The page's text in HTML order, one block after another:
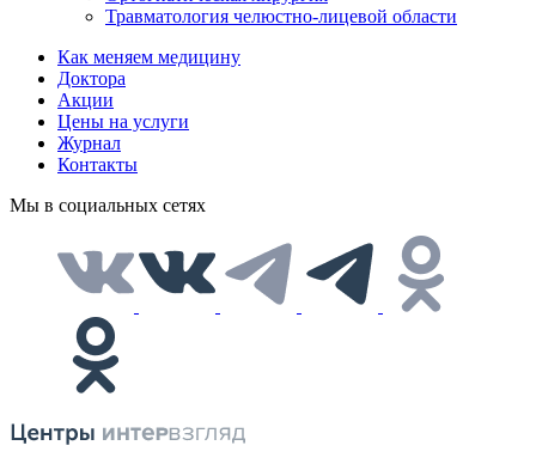
Травматология челюстно-лицевой области
Как меняем медицину
Доктора
Акции
Цены на услуги
Журнал
Контакты
Мы в социальных сетях